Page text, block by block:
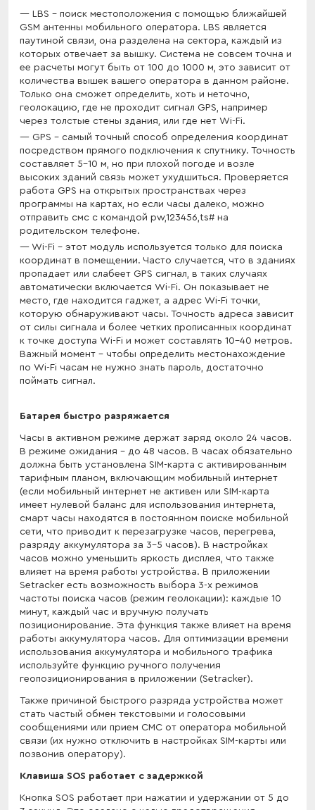
LBS - поиск местоположения с помощью ближайшей
GSM антенны мобильного оператора. LBS является
паутиной связи, она разделена на сектора, каждый из
которых отвечает за вышку. Система не совсем точна и
ее расчеты могут быть от 100 до 1000 м, это зависит от
количества вышек вашего оператора в данном районе.
Только она сможет определить, хоть и неточно,
геолокацию, где не проходит сигнал GPS, например
через толстые стены здания, или где нет Wi-Fi.
GPS - самый точный способ определения координат
посредством прямого подключения к спутнику. Точность
составляет 5-10 м, но при плохой погоде и возле
высоких зданий связь может ухудшиться. Проверяется
работа GPS на открытых пространствах через
программы на картах, но если часы далеко, можно
отправить смс с командой pw,123456,ts# на
родительском телефоне.
Wi-Fi - этот модуль используется только для поиска
координат в помещении. Часто случается, что в зданиях
пропадает или слабеет GPS сигнал, в таких случаях
автоматически включается Wi-Fi. Он показывает не
место, где находится гаджет, а адрес Wi-Fi точки,
которую обнаруживают часы. Точность адреса зависит
от силы сигнала и более четких прописанных координат
к точке доступа Wi-Fi и может составлять 10-40 метров.
Важный момент - чтобы определить местонахождение
по Wi-Fi часам не нужно знать пароль, достаточно
поймать сигнал.
Батарея быстро разряжается
Часы в активном режиме держат заряд около 24 часов.
В режиме ожидания - до 48 часов. В часах обязательно
должна быть установлена SIM-карта с активированным
тарифным планом, включающим мобильный интернет
(если мобильный интернет не активен или SIM-карта
имеет нулевой баланс для использования интернета,
смарт часы находятся в постоянном поиске мобильной
сети, что приводит к перезагрузке часов, перегрева,
разряду аккумулятора за 3-5 часов). В настройках
часов можно уменьшить яркость дисплея, что также
влияет на время работы устройства. В приложении
Setracker есть возможность выбора 3-х режимов
частоты поиска часов (режим геолокации): каждые 10
минут, каждый час и вручную получать
позиционирование. Эта функция также влияет на время
работы аккумулятора часов. Для оптимизации времени
использования аккумулятора и мобильного трафика
используйте функцию ручного получения
геопозиционирования в приложении (Setracker).
Также причиной быстрого разряда устройства может
стать частый обмен текстовыми и голосовыми
сообщениями или прием СМС от оператора мобильной
связи (их нужно отключить в настройках SIM-карты или
позвонив оператору).
Клавиша SOS работает с задержкой
Кнопка SOS работает при нажатии и удержании от 5 до